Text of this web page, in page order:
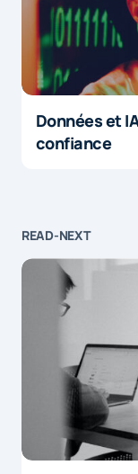
Données et
confiance
READ-NEXT